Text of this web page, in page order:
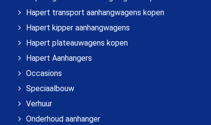
Hapert transport aanhangwagens kopen
Hapert kipper aanhangwagens
Hapert plateauwagens kopen
Hapert Aanhangers
Occasions
Speciaalbouw
Verhuur
Onderhoud aanhanger